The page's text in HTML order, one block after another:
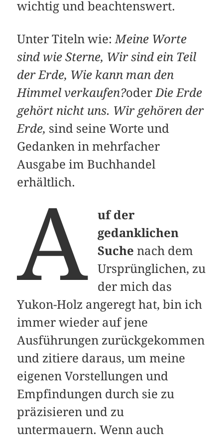
wichtig und beachtenswert.
Unter Titeln wie: Meine Worte
sind wie Sterne, Wir sind ein Teil
der Erde, Wie kann man den
Himmel verkaufen?oder Die Erde
gehört nicht uns. Wir gehören der
Erde, sind seine Worte und
Gedanken in mehrfacher
Ausgabe im Buchhandel
erhältlich.
A
uf der
gedanklichen
Suche nach dem
Ursprünglichen, zu
der mich das
Yukon-Holz angeregt hat, bin ich
immer wieder auf jene
Ausführungen zurückgekommen
und zitiere daraus, um meine
eigenen Vorstellungen und
Empfindungen durch sie zu
präzisieren und zu
untermauern. Wenn auch